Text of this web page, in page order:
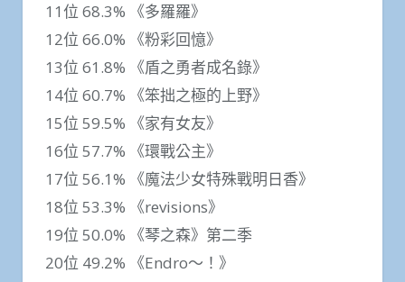
11位 68.3% 《多羅羅》
12位 66.0% 《粉彩回憶》
13位 61.8% 《盾之勇者成名錄》
14位 60.7% 《笨拙之極的上野》
15位 59.5% 《家有女友》
16位 57.7% 《環戰公主》
17位 56.1% 《魔法少女特殊戰明日香》
18位 53.3% 《revisions》
19位 50.0% 《琴之森》第二季
20位 49.2% 《Endro～！》